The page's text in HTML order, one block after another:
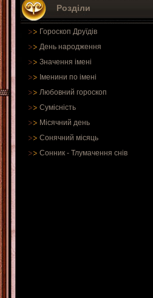
Розділи
Гороскоп Друїдів
День народження
Значення імені
Іменини по імені
Любовний гороскоп
Сумісність
Місячний день
Сонячний місяць
Сонник - Тлумачення снів